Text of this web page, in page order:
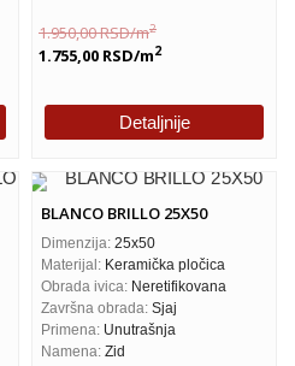
1.950,00RSD/m2
1.755,00 RSD/m2
Detaljnije
BLANCO BRILLO 25X50
Dimenzija: 25x50
Materijal: Keramička pločica
Obrada ivica: Neretifikovana
Završna obrada: Sjaj
Primena: Unutrašnja
Namena: Zid